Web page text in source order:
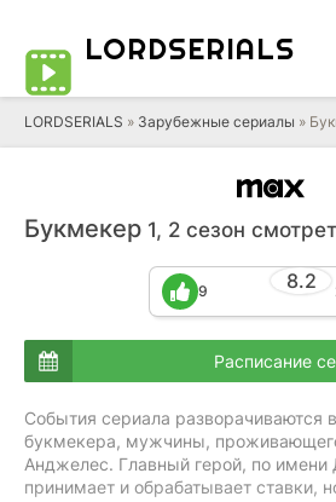
LORDSERIALS
LORDSERIALS » Зарубежные сериалы »
Букмекер 1, 2 сезон
8.2
9
Расписание
События сериала разворачиваются
букмекера, мужчины,
Анджелес. Главный герой, по имени
принимает и обрабатывает ставки,